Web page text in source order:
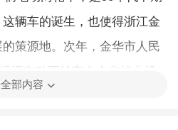
辆车的诞生，也使得浙江金
策源地。次年，金华市人民
源电动两轮车在金华按非机
省公安厅交警总队批准的浙
部内容